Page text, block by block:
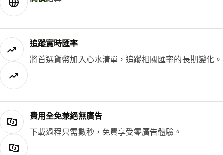
追蹤實時匯率
將首選貨幣加入心水清單，追蹤相關匯率的長期變化。
費用全免兼絕無廣告
下載過程只需數秒，免費享受零廣告體驗。